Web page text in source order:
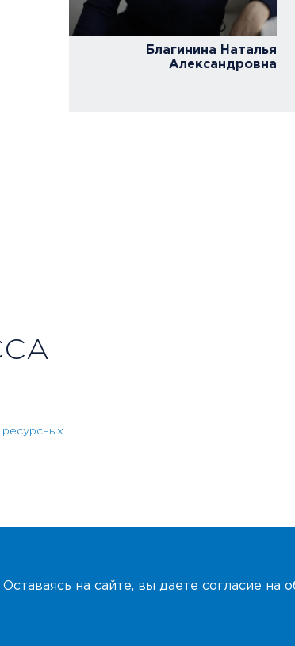
Благинина Наталья
Александровна
Оставаясь на сайте, вы даете согласие на